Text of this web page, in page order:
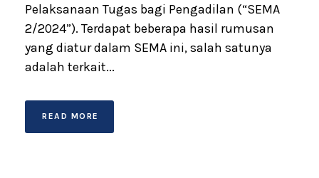
Pelaksanaan Tugas bagi Pengadilan (“SEMA
2/2024”). Terdapat beberapa hasil rumusan
yang diatur dalam SEMA ini, salah satunya
adalah terkait...
READ MORE